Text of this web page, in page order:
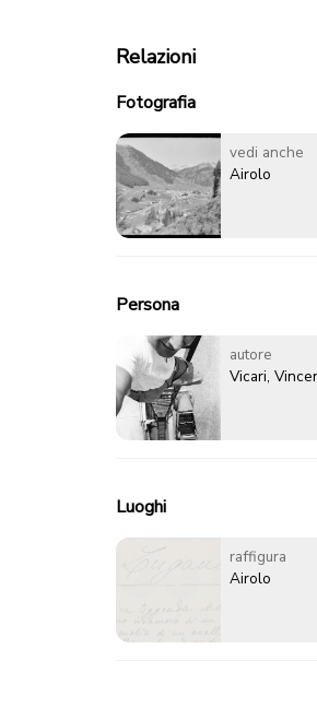
Relazioni
Fotografia
vedi anche
Airolo
Persona
autore
Vicari,
Luoghi
raffigura
Airolo